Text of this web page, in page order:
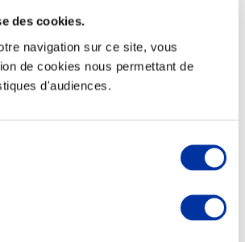
des cookies.
navigation sur ce site, vous
de cookies nous permettant de
d'audiences.